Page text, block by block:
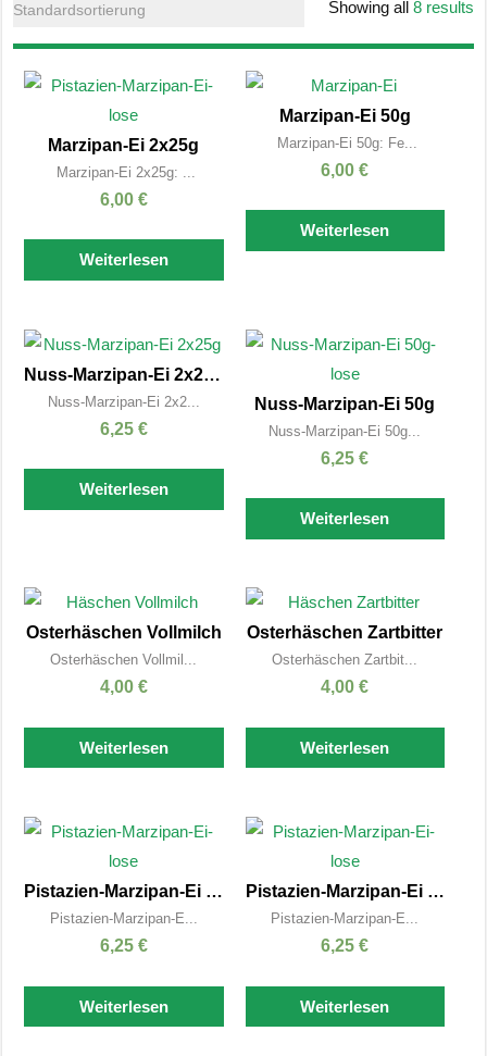
Showing all 8 results
Marzipan-Ei 2x25g
Marzipan-Ei 2x25g: ...
6,00 €
Weiterlesen
Marzipan-Ei 50g
Marzipan-Ei 50g: Fe...
6,00€
Weiterlesen
Nuss-Marzipan-Ei 2x25g
Nuss-Marzipan-Ei 2x2...
6,25 €
Weiterlesen
Nuss-Marzipan-Ei 50g
Nuss-Marzipan-Ei 50g...
6,25€
Weiterlesen
Osterhäschen Vollmilch
Osterhäschen Vollmil...
4,00 €
Weiterlesen
Osterhäschen Zartbitter
Osterhäschen Zartbit...
4,00€
Weiterlesen
Pistazien-Marzipan-Ei 2x25g
Pistazien-Marzipan-E...
6,25 €
Weiterlesen
Pistazien-Marzipan-Ei 50g
Pistazien-Marzipan-E...
6,25€
Weiterlesen